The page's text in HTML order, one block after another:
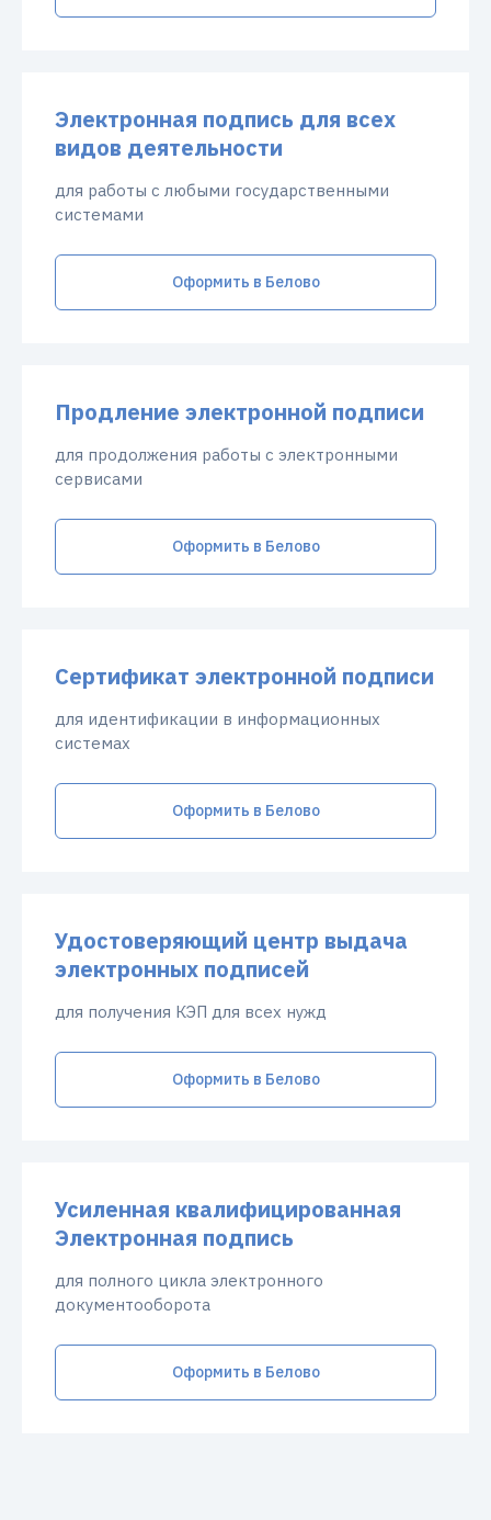
Электронная подпись для всех
видов деятельности
для работы с любыми государственными
системами
Оформить в Белово
Продление электронной подписи
для продолжения работы с электронными
сервисами
Оформить в Белово
Сертификат электронной подписи
для идентификации в информационных
системах
Оформить в Белово
Удостоверяющий центр выдача
электронных подписей
для получения КЭП для всех нужд
Оформить в Белово
Усиленная квалифицированная
Электронная подпись
для полного цикла электронного
документооборота
Оформить в Белово